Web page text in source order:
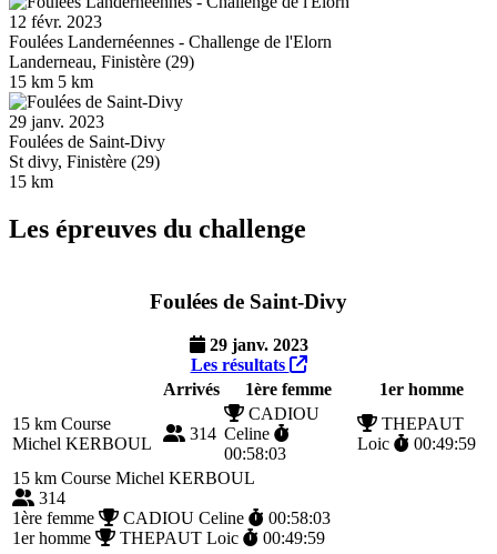
12 févr. 2023
Foulées Landernéennes - Challenge de l'Elorn
Landerneau, Finistère (29)
15 km 5 km
29 janv. 2023
Foulées de Saint-Divy
St divy, Finistère (29)
15 km
Les épreuves du challenge
Foulées de Saint-Divy
29 janv. 2023
Les résultats
Arrivés
1ère femme
1er homme
15 km Course
Michel KERBOUL
314
CADIOU
Celine
00:58:03
THEPAUT
Loic
00:49:59
15 km Course Michel KERBOUL
314
1ère femme
CADIOU Celine
00:58:03
1er homme
THEPAUT Loic 00:49:59